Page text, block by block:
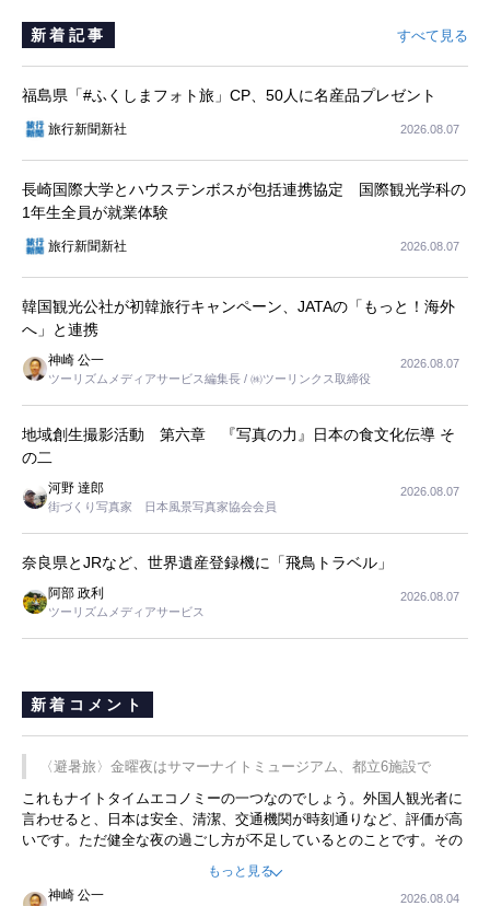
新着記事 すべて見る
福島県「#ふくしまフォト旅」CP、50人に名産品プレゼント
旅行新聞新社 2026.08.07
長崎国際大学とハウステンボスが包括連携協定 国際観光学科の
1年生全員が就業体験
旅行新聞新社 2026.08.07
韓国観光公社が初韓旅行キャンペーン、JATAの「もっと！海外
へ」と連携
神崎 公一
ツーリズムメディアサービス編集長 / ㈱ツーリンクス取締役
2026.08.07
地域創生撮影活動 第六章 『写真の力』日本の食文化伝導 そ
の二
河野 達郎
街づくり写真家 日本風景写真家協会会員
2026.08.07
奈良県とJRなど、世界遺産登録機に「飛鳥トラベル」
阿部 政利
ツーリズムメディアサービス
2026.08.07
新着コメント
〈避暑旅〉金曜夜はサマーナイトミュージアム、都立6施設で
これもナイトタイムエコノミーの一つなのでしょう。外国人観光者に
言わせると、日本は安全、清潔、交通機関が時刻通りなど、評価が高
いです。ただ健全な夜の過ごし方が不足しているとのことです。その
ような意味で、金曜夜にこのようなイベントが行われれば、日本人に
限らず外国人にとっても楽しみが増えるでしょうね。
もっと見る
神崎 公一
2026.08.04